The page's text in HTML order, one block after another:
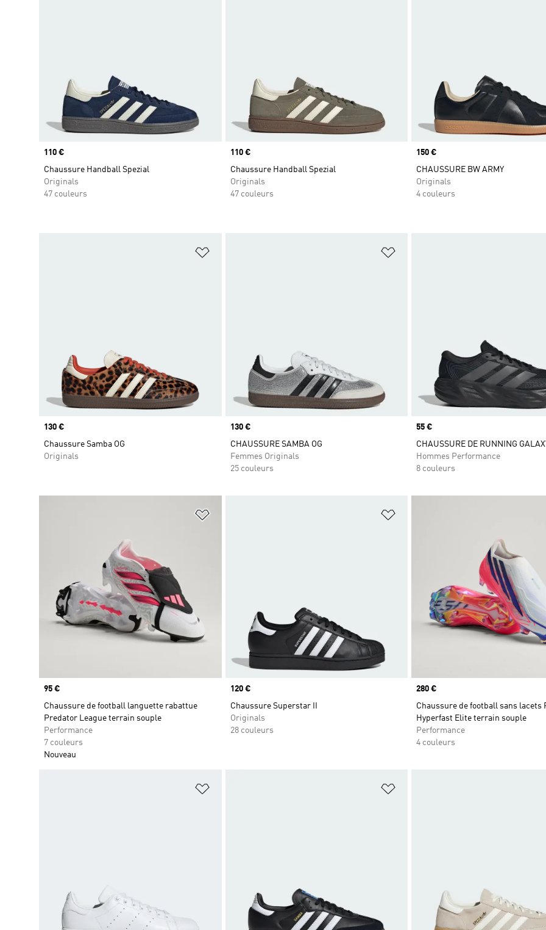
Prix
110 €
Chaussure Handball Spezial
Originals
47 couleurs
Prix
110 €
Chaussure Handball Spezial
Originals
47 couleurs
Prix
150 €
CHAUSSURE BW ARMY
Originals
4 couleurs
Prix
130 €
Chaussure Samba OG
Originals
Prix
130 €
CHAUSSURE SAMBA OG
Femmes Originals
25 couleurs
Prix
55 €
CHAUSSURE DE RUNNING
Hommes Performance
8 couleurs
Prix
95 €
Chaussure de football languette rabattue
Predator League terrain souple
Performance
7 couleurs
Nouveau
Prix
120 €
Chaussure Superstar II
Originals
28 couleurs
Prix
280 €
Chaussure de football sans lacets
Hyperfast Elite terrain souple
Performance
4 couleurs